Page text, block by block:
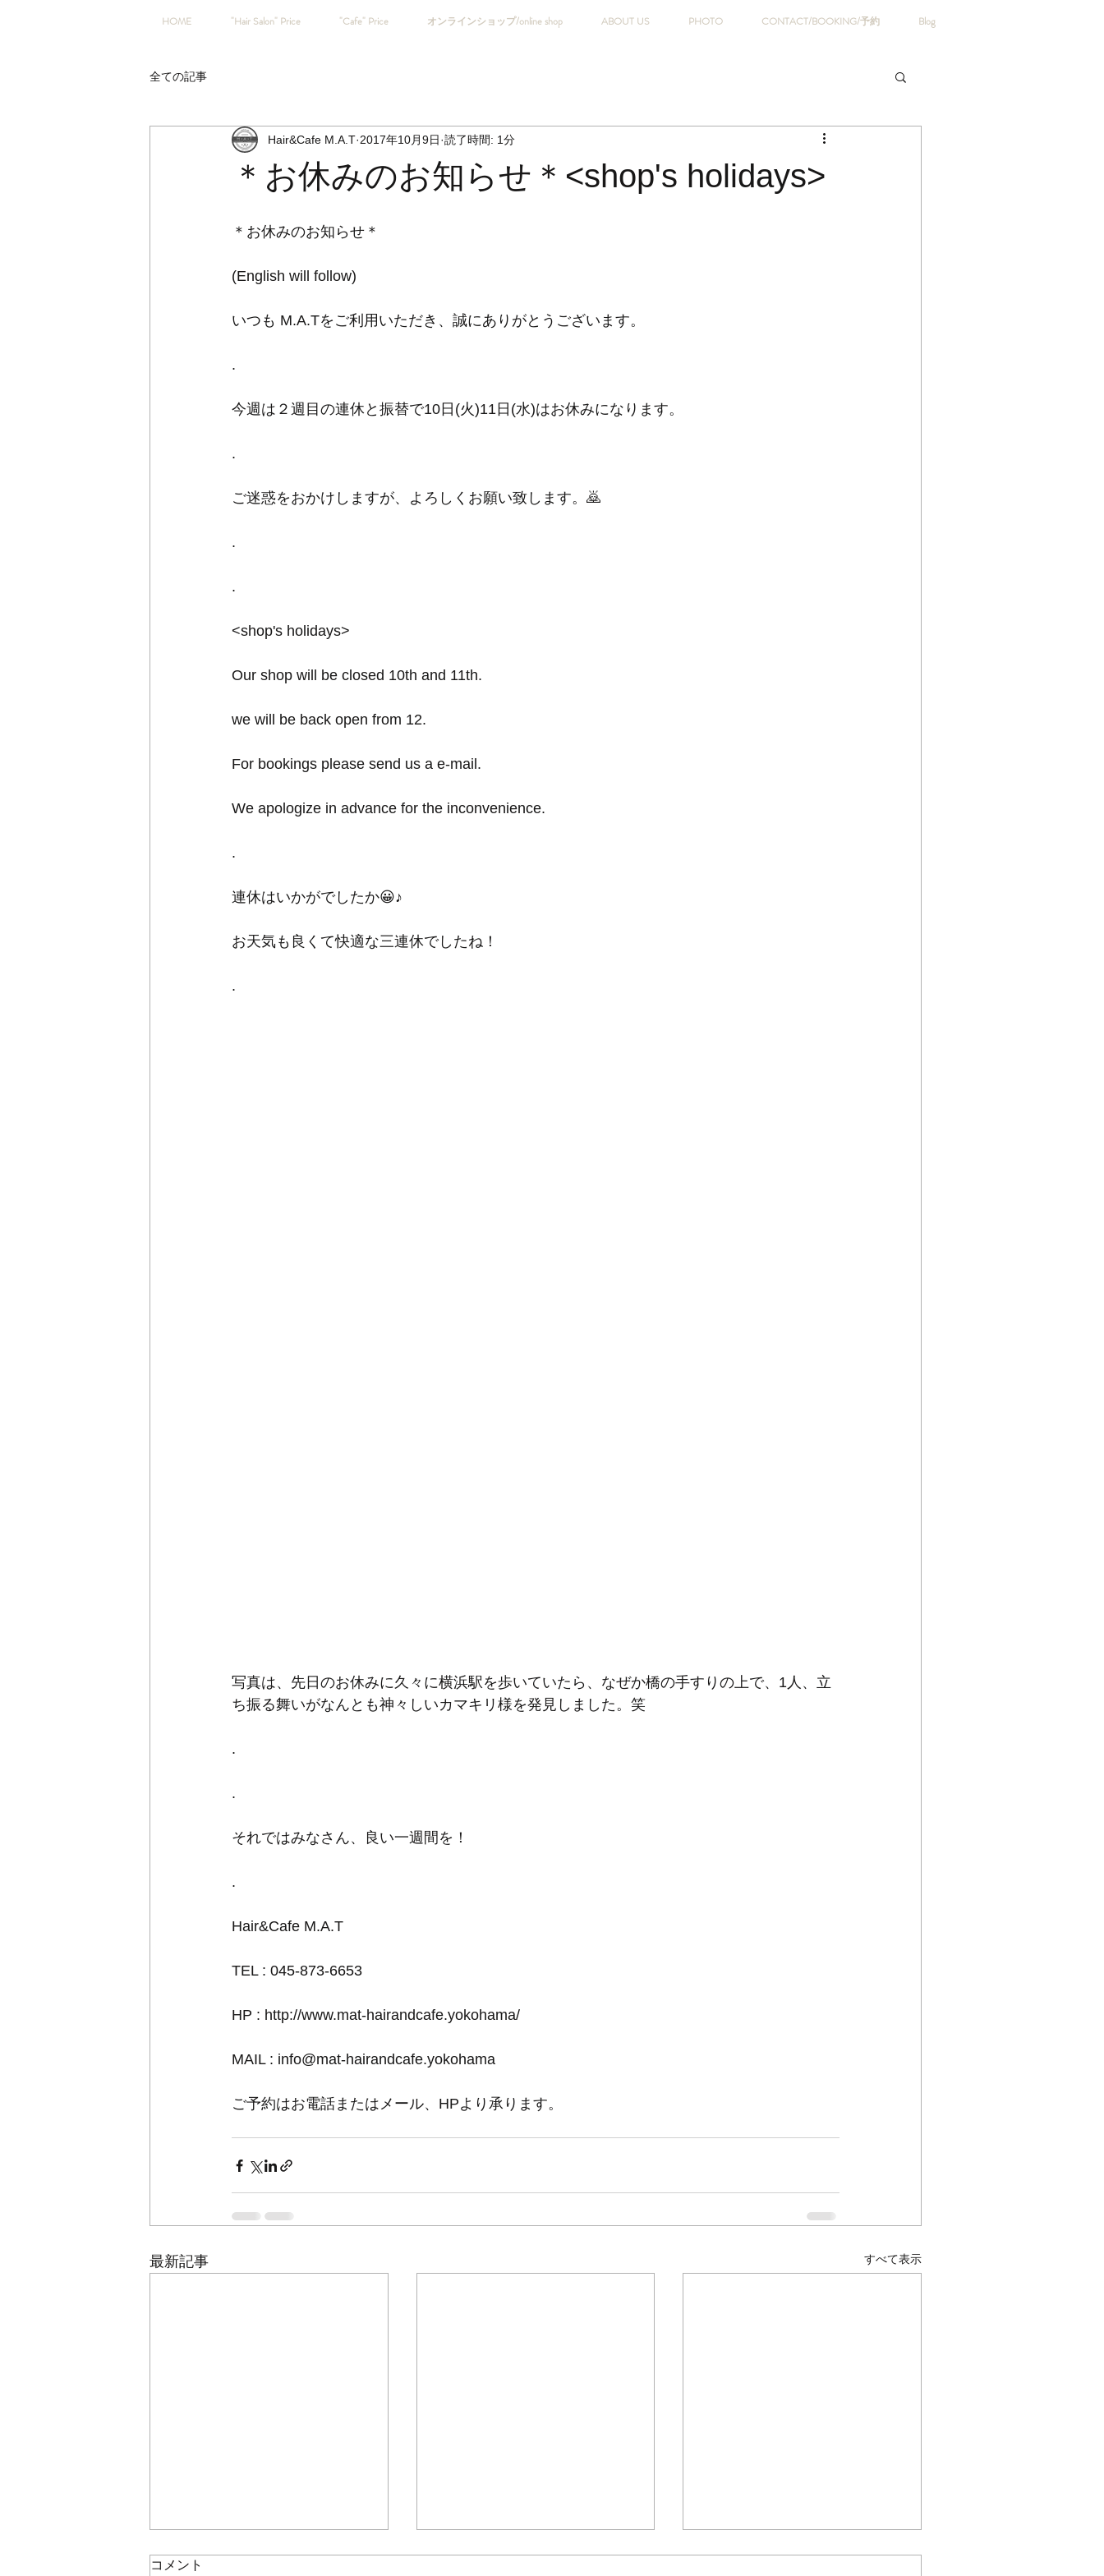
HOME "Hair Salon" Price "Cafe" Price オンラインショップ/online shop ABOUT US PHOTO CONTACT/BOOKING/予約 Blog
全ての記事
＊お休みのお知らせ＊<shop's holidays>
Hair&Cafe M.A.T 2017年10月9日 読了時間: 1分
＊お休みのお知らせ＊
(English will follow)
いつも M.A.Tをご利用いただき、誠にありがとうございます。
.
今週は２週目の連休と振替で10日(火)11日(水)はお休みになります。
.
ご迷惑をおかけしますが、よろしくお願い致します。🙇
.
.
<shop's holidays>
Our shop will be closed 10th and 11th.
we will be back open from 12.
For bookings please send us a e-mail.
We apologize in advance for the inconvenience.
.
連休はいかがでしたか😀♪
お天気も良くて快適な三連休でしたね！
.
写真は、先日のお休みに久々に横浜駅を歩いていたら、なぜか橋の手すりの上で、1人、立
ち振る舞いがなんとも神々しいカマキリ様を発見しました。笑
.
.
それではみなさん、良い一週間を！
.
Hair&Cafe M.A.T
TEL : 045-873-6653
HP : http://www.mat-hairandcafe.yokohama/
MAIL : info@mat-hairandcafe.yokohama
ご予約はお電話またはメール、HPより承ります。
最新記事 すべて表示
コメント